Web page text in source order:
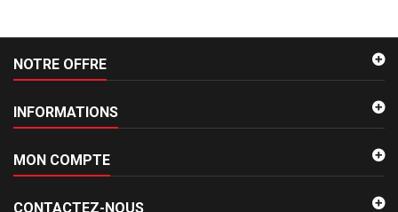
NOTRE OFFRE
INFORMATIONS
MON COMPTE
CONTACTEZ-NOUS